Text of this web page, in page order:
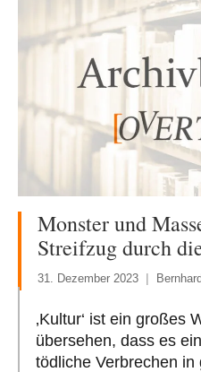
Monster und
Streifzug durch
31. Dezember 2023
‚Kultur‘ ist ein großes
übersehen, dass es
tödliche Verbrechen